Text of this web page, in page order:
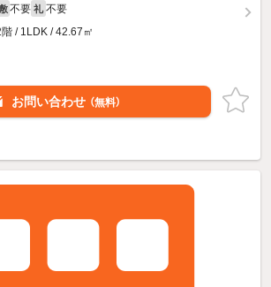
不要 礼 不要
/ 1LDK / 42.67㎡
お問い合わせ （無料）